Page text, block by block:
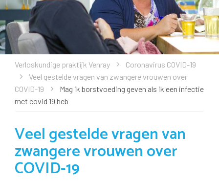
Verloskundige praktijk Venray
Coronavirus COVID-19
Veel gestelde vragen van zwangere vrouwen over
COVID-19
Mag ik borstvoeding geven als ik een infectie
met covid 19 heb
Veel gestelde vragen van
zwangere vrouwen over
COVID-19